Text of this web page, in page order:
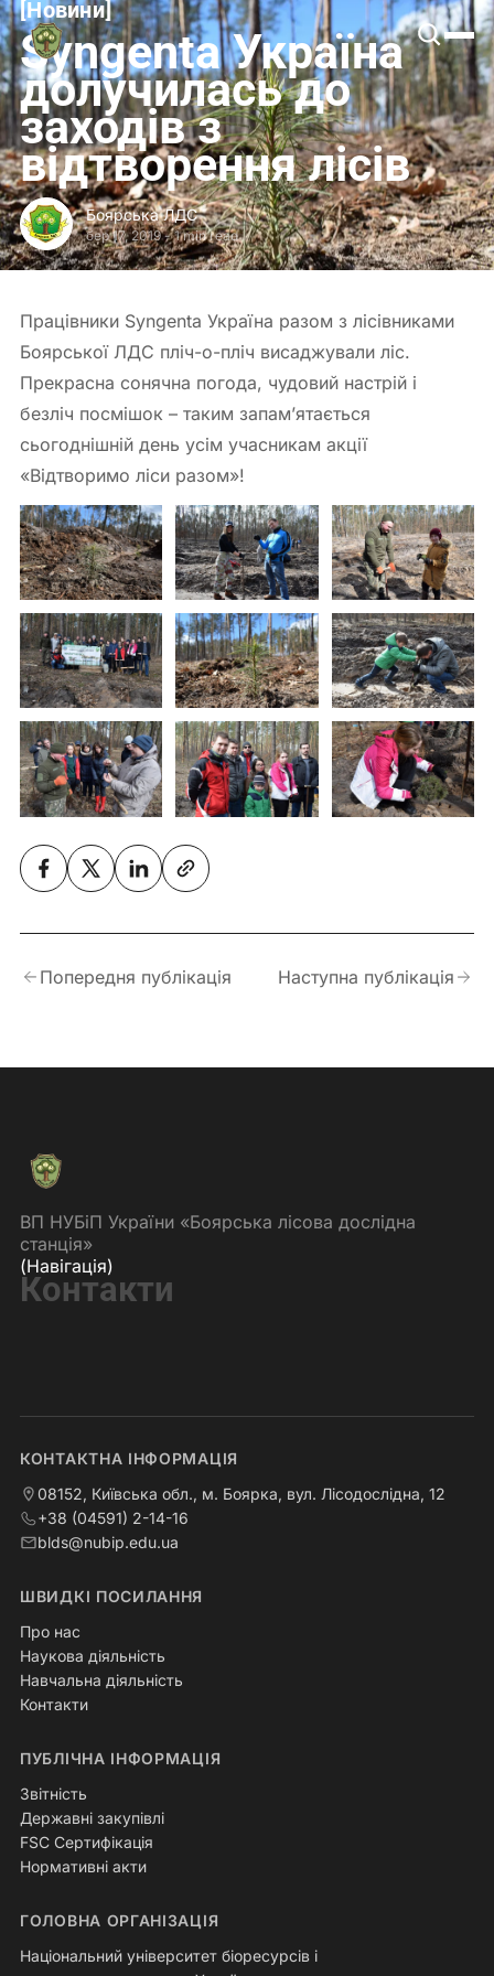
[Новини[
Syngenta Україна
долучилась до
заходів з
відтворення лісів
Боярська ЛДС
бер 17, 2019-1 min read
Працівники Syngenta Україна разом з лісівниками
Боярської ЛДС пліч-о-пліч висаджували ліс.
Прекрасна сонячна погода, чудовий настрій і
безліч посмішок – таким запам’ятається
сьогоднішній день усім учасникам акції
«Відтворимо ліси разом»!
Попередня публікація Наступна публікація
ВП НУБіП України «Боярська лісова дослідна
станція»
(Навігація)
Контакти
КОНТАКТНА ІНФОРМАЦІЯ
08152, Київська обл., м. Боярка, вул. Лісодослідна, 12
+38 (04591) 2-14-16
blds@nubip.edu.ua
ШВИДКІ ПОСИЛАННЯ
Про нас
Наукова діяльність
Навчальна діяльність
Контакти
ПУБЛІЧНА ІНФОРМАЦІЯ
Звітність
Державні закупівлі
FSC Сертифікація
Нормативні акти
ГОЛОВНА ОРГАНІЗАЦІЯ
Національний університет біоресурсів і